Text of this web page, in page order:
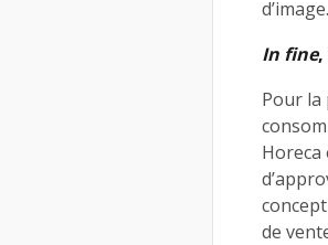
In fine,
Pour la
Horeca
de